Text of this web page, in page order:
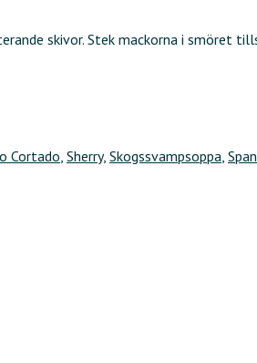
skivor. Stek mackorna i smöret
Cortado Sherry, Skogssvampsoppa